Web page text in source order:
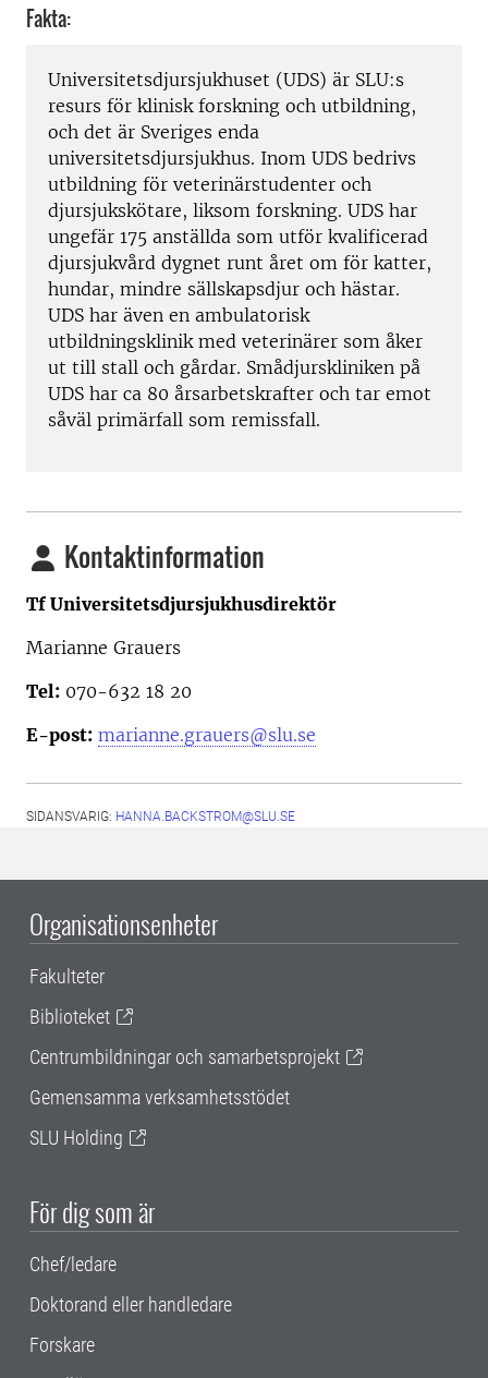
Fakta:
Universitetsdjursjukhuset (UDS) är SLU:s
resurs för klinisk forskning och utbildning,
och det är Sveriges enda
universitetsdjursjukhus. Inom UDS bedrivs
utbildning för veterinärstudenter och
djursjukskötare, liksom forskning. UDS har
ungefär 175 anställda som utför kvalificerad
djursjukvård dygnet runt året om för katter,
hundar, mindre sällskapsdjur och hästar.
UDS har även en ambulatorisk
utbildningsklinik med veterinärer som åker
ut till stall och gårdar. Smådjurskliniken på
UDS har ca 80 årsarbetskrafter och tar emot
såväl primärfall som remissfall.
Kontaktinformation
Tf Universitetsdjursjukhusdirektör
Marianne Grauers
Tel: 070-632 18 20
E-post: marianne.grauers@slu.se
SIDANSVARIG: HANNA.BACKSTROM@SLU.SE
Organisationsenheter
Fakulteter
Biblioteket
Centrumbildningar och samarbetsprojekt
Gemensamma verksamhetsstödet
SLU Holding
För dig som är
Chef/ledare
Doktorand eller handledare
Forskare